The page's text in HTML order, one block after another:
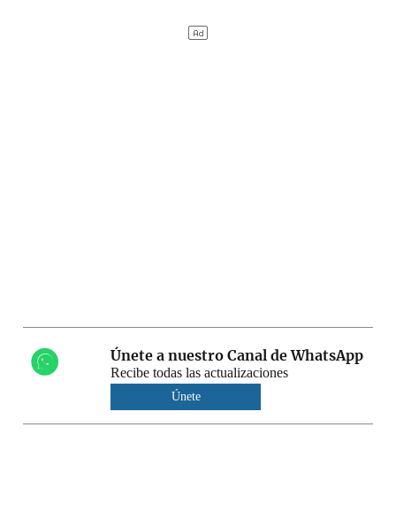
Únete a nuestro Canal de WhatsApp
Recibe todas las actualizaciones
Únete